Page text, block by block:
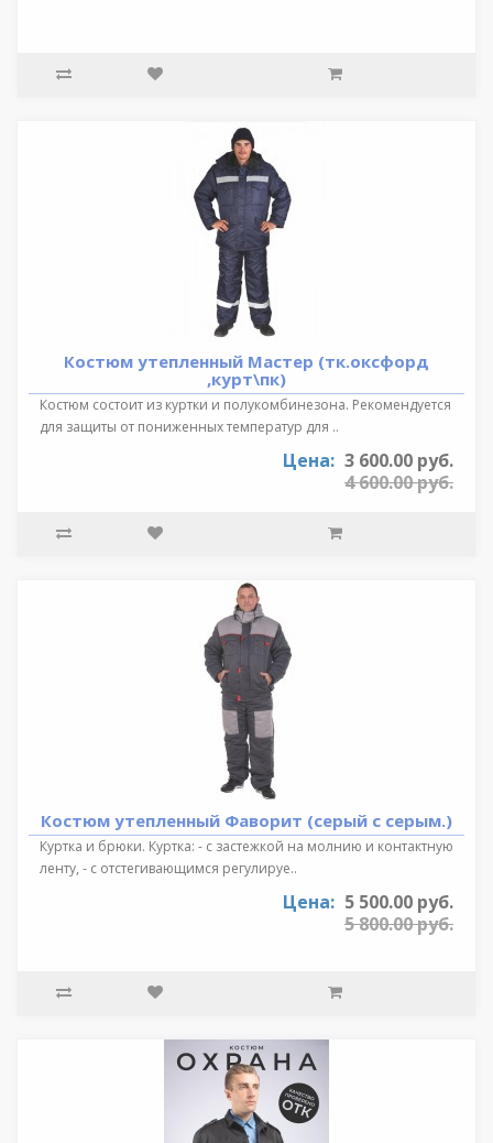
Костюм утепленный Мастер (тк.оксфорд
,курт\пк)
Костюм состоит из куртки и полукомбинезона. Рекомендуется
для защиты от пониженных температур для ..
Цена: 3 600.00 руб.
4 600.00 руб.
Костюм утепленный Фаворит (серый с серым.)
Куртка и брюки. Куртка: - с застежкой на молнию и контактную
ленту, - с отстегивающимся регулируе..
Цена: 5 500.00 руб.
5 800.00 руб.